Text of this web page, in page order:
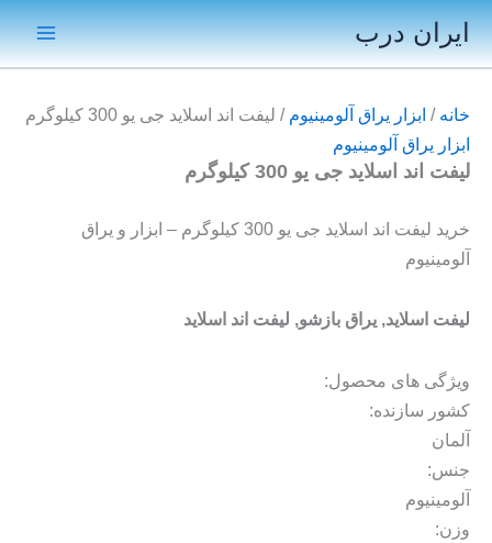
پرش
به
محتوا
ایران درب
خانه / ابزار یراق آلومینیوم / لیفت اند اسلاید جی یو 300 کیلوگرم
ابزار یراق آلومینیوم
لیفت اند اسلاید جی یو 300 کیلوگرم
خرید لیفت اند اسلاید جی یو 300 کیلوگرم – ابزار و یراق
آلومینیوم
لیفت اسلاید, یراق بازشو, لیفت اند اسلاید
ویژگی های محصول:
کشور سازنده:
آلمان
جنس:
آلومینیوم
وزن: